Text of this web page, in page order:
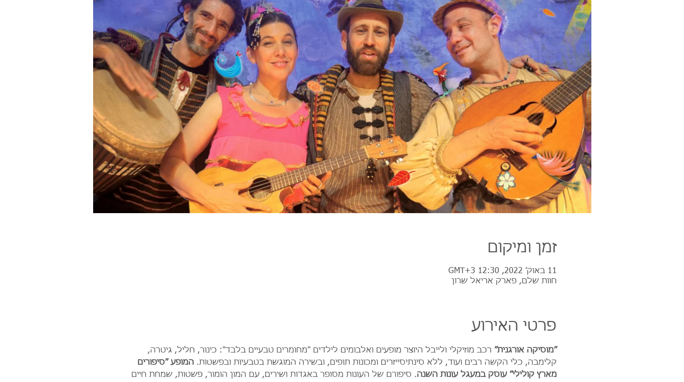
זמן ומיקום
11 באוק׳ 2022, 12:30 GMT‎+3‎
חוות שלם, פארק אריאל שרון
פרטי האירוע
״מוסיקה אורגנית״ רכב מוזיקלי ולייבל היוצר מופעים ואלבומים לילדים "מחומרים טבעיים בלבד": כינור, חליל, גיטרה,
קלימבה, כלי הקשה רבים ועוד, ללא סינתיסייזרים ומכונות תופים, ובשירה המוגשת בטבעיות ובפשטות. המופע ״סיפורים
מארץ קולילי״ עוסק במעגל עונות השנה. סיפורם של העונות מסופר באגדות ושירים, עם המון הומור, פשטות, שמחת חיים